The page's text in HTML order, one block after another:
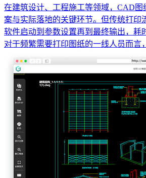
在建筑设计、工程施工等领域，CAD图
案与实际落地的关键环节。但传统打印
软件启动到参数设置再到最终输出，耗
对于频繁需要打印图纸的一线人员而言